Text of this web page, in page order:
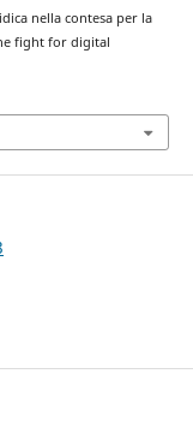
nella contesa per la
fight for digital